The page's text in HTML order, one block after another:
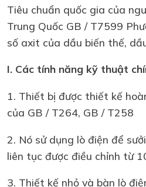
Tiêu chuẩn quốc gia của
Trung Quốc GB / T7599
số axit của dầu biến thế,
I. Các tính năng kỹ thuật
1. Thiết bị được thiết kế
của GB / T264, GB / T258
2. Nó sử dụng lò điện để
liên tục được điều chỉnh từ
3. Thiết kế nhỏ và bàn lò